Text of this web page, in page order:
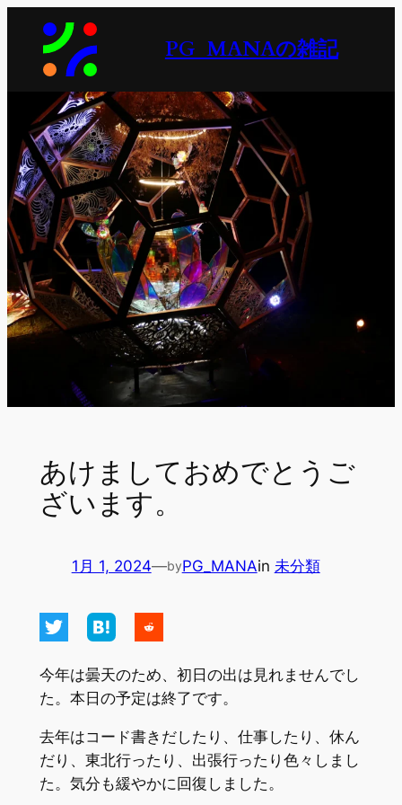
プ
PG_MANAの雑記
あけましておめでとうご
ざいます。
1月 1, 2024—byPG_MANAin 未分類
今年は曇天のため、初日の出は見れませんでし
た。本日の予定は終了です。
去年はコード書きだしたり、仕事したり、休ん
だり、東北行ったり、出張行ったり色々しまし
た。気分も緩やかに回復しました。